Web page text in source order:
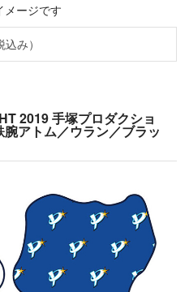
メージです
み）
2019 手塚プロダクショ
アトム／ウラン／ブラッ